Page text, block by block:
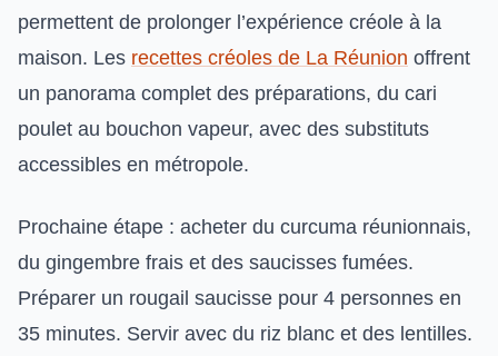
permettent de prolonger l’expérience créole à la
maison. Les recettes créoles de La Réunion offrent
un panorama complet des préparations, du cari
poulet au bouchon vapeur, avec des substituts
accessibles en métropole.
Prochaine étape : acheter du curcuma réunionnais,
du gingembre frais et des saucisses fumées.
Préparer un rougail saucisse pour 4 personnes en
35 minutes. Servir avec du riz blanc et des lentilles.